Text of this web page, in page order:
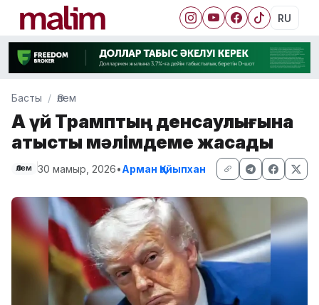
RU
Басты Әлем
Ақ үй Трамптың денсаулығына
қатысты мәлімдеме жасады
Әлем 30 мамыр, 2026•Арман Қайыпхан